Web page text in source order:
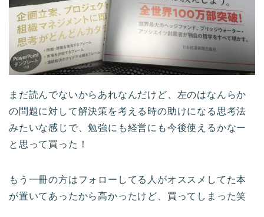
まだ読んでないからあれなんだけど、左のはなんらか
の問題に対して解決策を考える時の助けになる思考法
みたいな感じで、勉強にも経営にも今後使えるかなー
と思って買った！
もう一冊の方はフォローしてる人がオススメしてた本
が置いてあったから高かったけど、買ってしまった笑